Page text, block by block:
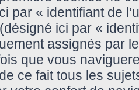
par « identifiant de
ici par «
assignés par
que vous
ce fait tous les